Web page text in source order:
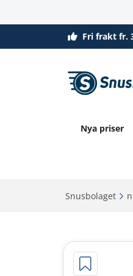
Fri frakt fr.
Nya priser
Snusbolaget‎